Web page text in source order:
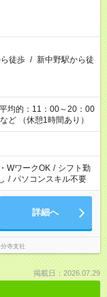
徒歩 / 新中野駅から徒
均的：11：00～20：00
ど （休憩1時間あり）
WワークOK / シフト勤
/ パソコンスキル不要
詳細へ
寺支社
掲載日：2026.07.29